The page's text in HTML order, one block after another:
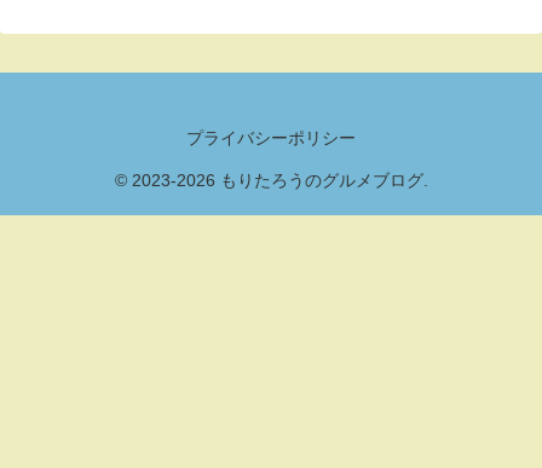
プライバシーポリシー
© 2023-2026 もりたろうのグルメブログ.